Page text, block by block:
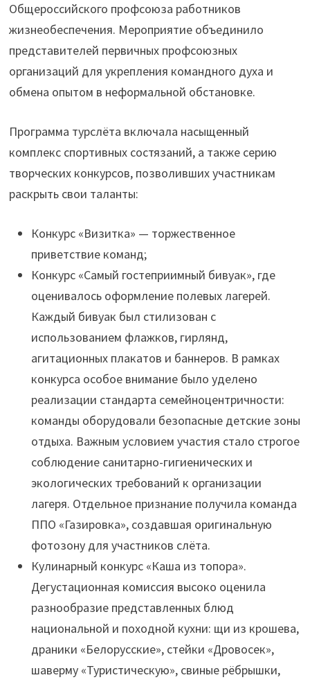
Общероссийского профсоюза работников
жизнеобеспечения. Мероприятие объединило
представителей первичных профсоюзных
организаций для укрепления командного духа и
обмена опытом в неформальной обстановке.
Программа турслёта включала насыщенный
комплекс спортивных состязаний, а также серию
творческих конкурсов, позволивших участникам
раскрыть свои таланты:
Конкурс «Визитка» — торжественное
приветствие команд;
Конкурс «Самый гостеприимный бивуак», где
оценивалось оформление полевых лагерей.
Каждый бивуак был стилизован с
использованием флажков, гирлянд,
агитационных плакатов и баннеров. В рамках
конкурса особое внимание было уделено
реализации стандарта семейноцентричности:
команды оборудовали безопасные детские зоны
отдыха. Важным условием участия стало строгое
соблюдение санитарно-гигиенических и
экологических требований к организации
лагеря. Отдельное признание получила команда
ППО «Газировка», создавшая оригинальную
фотозону для участников слёта.
Кулинарный конкурс «Каша из топора».
Дегустационная комиссия высоко оценила
разнообразие представленных блюд
национальной и походной кухни: щи из крошева,
драники «Белорусские», стейки «Дровосек»,
шаверму «Туристическую», свиные рёбрышки,